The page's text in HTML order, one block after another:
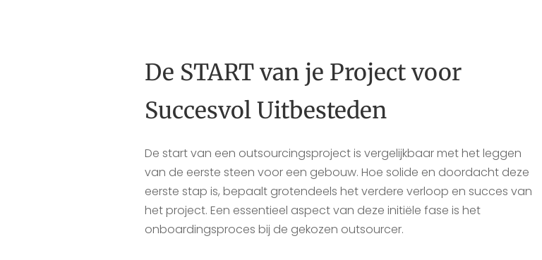
De START van je Project voor
Succesvol Uitbesteden
De start van een outsourcingsproject is vergelijkbaar met het leggen
van de eerste steen voor een gebouw. Hoe solide en doordacht deze
eerste stap is, bepaalt grotendeels het verdere verloop en succes van
het project. Een essentieel aspect van deze initiële fase is het
onboardingsproces bij de gekozen outsourcer.